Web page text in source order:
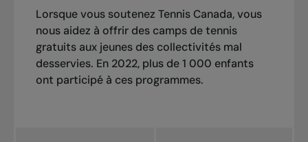
Lorsque vous soutenez Tennis Canada, vous
nous aidez à offrir des camps de tennis
gratuits aux jeunes des collectivités mal
desservies. En 2022, plus de 1 000 enfants
ont participé à ces programmes.